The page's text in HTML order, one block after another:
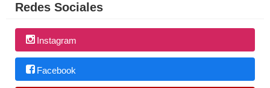
Redes Sociales
Instagram
Facebook